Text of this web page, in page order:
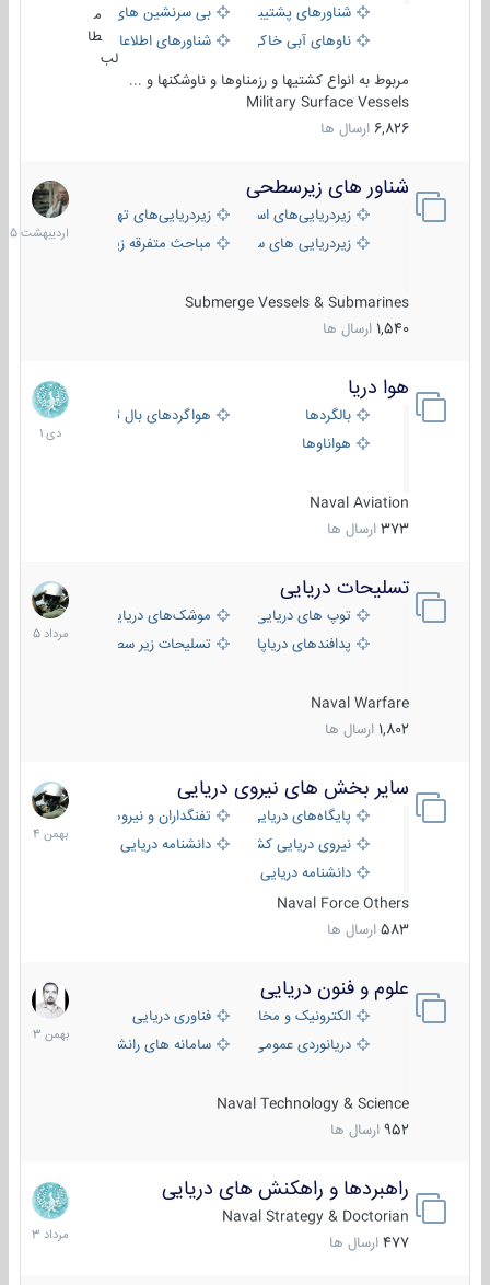
شناورهای پشتیبانی
بی سرنشین های دریایی
ناوهای آبی خاکی و نیروبرشناورهای اطلاعاتی و جاسوسی
طا
لب
مربوط به انواع کشتیها و رزمناوها و ناوشکنها و ...
Military Surface Vessels
6,826 ارسال ها
شناور های زیرسطحی
زیردریایی‌های استراتژیکزیردریایی‌های تهاجمی
زیردریایی های سبک
مباحث متفرقه زیرسطحی
Submerge Vessels & Submarines
1,540 ارسال ها
31
1405
هوا دریا
بالگردها
هواگردهای بال ثابت
هواناوها
Naval Aviation
373 ارسال ها
12
دی
1401
تسلیحات دریایی
توپ های دریایی
موشک‌های دریایی
پدافندهای دریاپایه
تسلیحات زیر سطحی
Naval Warfare
1,802 ارسال ها
2
مرداد
1405
سایر بخش های نیروی دریایی
پایگاه‌های دریایی
تفنگداران و نیروهای ویژه‌ی دریایی
نیروی دریایی کشورهای مختلفدانشنامه دریایی
دانشنامه دریایی کپی
Naval Force Others
583 ارسال ها
22
بهمن
1404
علوم و فنون دریایی
الکترونیک و مخابرات دریاییفناوری دریایی
دریانوردی عمومی
سامانه های رانشی دریایی
Naval Technology & Science
952 ارسال ها
6
بهمن
1403
راهبردها و راهکنش های دریایی
Naval Strategy & Doctorian
477 ارسال ها
2
مرداد
1403